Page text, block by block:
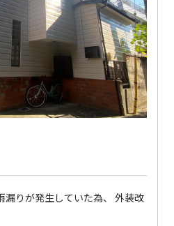
漏りが発生していた為、 外装改